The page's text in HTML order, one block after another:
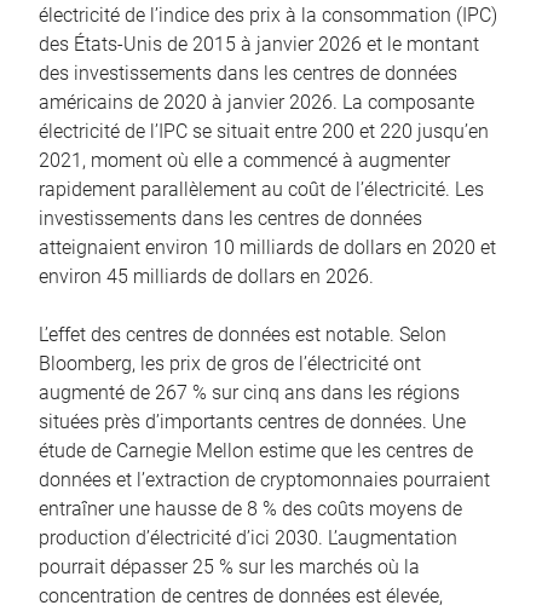
électricité de l’indice des prix à la consommation (IPC)
des États-Unis de 2015 à janvier 2026 et le montant
des investissements dans les centres de données
américains de 2020 à janvier 2026. La composante
électricité de l’IPC se situait entre 200 et 220 jusqu’en
2021, moment où elle a commencé à augmenter
rapidement parallèlement au coût de l’électricité. Les
investissements dans les centres de données
atteignaient environ 10 milliards de dollars en 2020 et
environ 45 milliards de dollars en 2026.
L’effet des centres de données est notable. Selon
Bloomberg, les prix de gros de l’électricité ont
augmenté de 267 % sur cinq ans dans les régions
situées près d’importants centres de données. Une
étude de Carnegie Mellon estime que les centres de
données et l’extraction de cryptomonnaies pourraient
entraîner une hausse de 8 % des coûts moyens de
production d’électricité d’ici 2030. L’augmentation
pourrait dépasser 25 % sur les marchés où la
concentration de centres de données est élevée,